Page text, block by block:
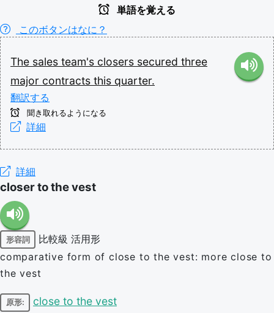
単語を覚える
このボタンはなに？
The sales team's closers secured three
major contracts this quarter.
翻訳する
聞き取れるようになる
詳細
詳細
closer to the vest
形容詞 比較級 活用形
comparative form of close to the vest: more close to
the vest
原形: close to the vest